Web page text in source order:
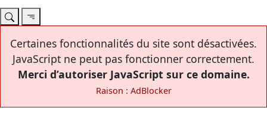
Certaines fonctionnalités du site sont désactivées.
JavaScript ne peut pas fonctionner correctement.
Merci d’autoriser JavaScript sur ce domaine.
Raison : AdBlocker